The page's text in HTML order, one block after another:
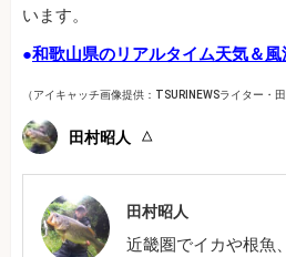
います。
●和歌山県のリアルタイム天気＆風
（アイキャッチ画像提供：TSURINEWSライター・田
田村昭人
田村昭人
近畿圏でイカや根魚